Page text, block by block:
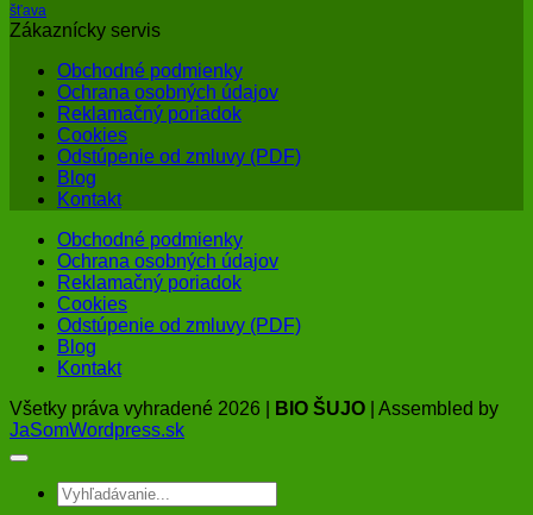
šťava
Zákaznícky servis
Obchodné podmienky
Ochrana osobných údajov
Reklamačný poriadok
Cookies
Odstúpenie od zmluvy (PDF)
Blog
Kontakt
Obchodné podmienky
Ochrana osobných údajov
Reklamačný poriadok
Cookies
Odstúpenie od zmluvy (PDF)
Blog
Kontakt
Všetky práva vyhradené 2026 |
BIO ŠUJO | Assembled by
JaSomWordpress.sk
Hľadať: